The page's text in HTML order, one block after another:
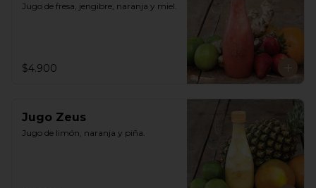
Jugo de fresa, jengibre, naranja y miel.
$4.900
Jugo Zeus
Jugo de limón, naranja y piña.